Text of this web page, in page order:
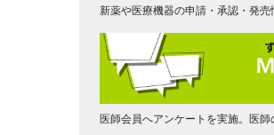
新薬や医療機器の申請・承認・発売
医師会員へアンケートを実施。医師